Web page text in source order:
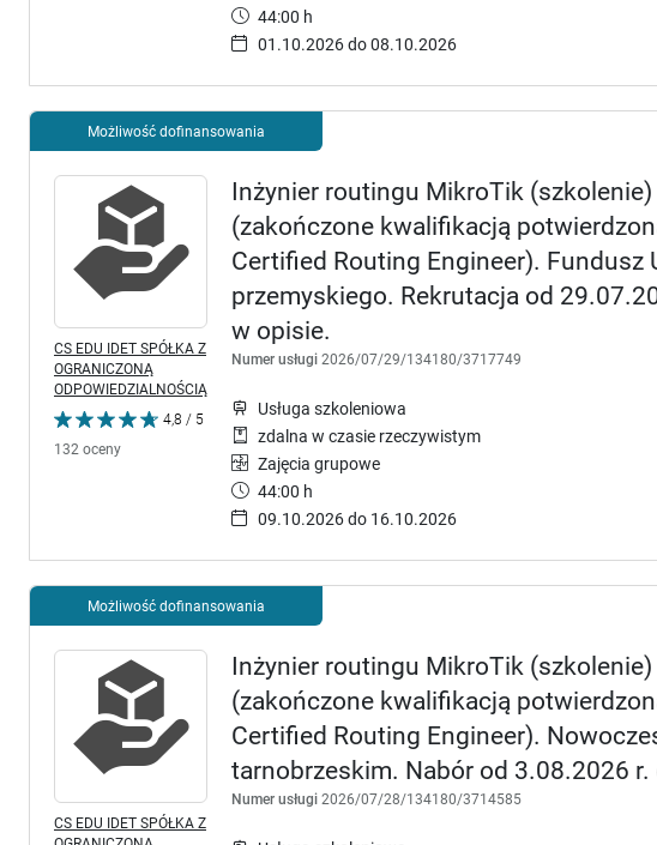
44:00 h
01.10.2026 do 08.10.2026
Możliwość dofinansowania
Inżynier routingu MikroTik
(zakończone kwalifikacją
Certified Routing Engineer). Fundusz
przemyskiego. Rekrutacja od
w opisie.
Numer usługi 2026/07/29/134180/3717749
CS EDU IDET SPÓŁKA Z
OGRANICZONĄ
ODPOWIEDZIALNOŚCIĄ
4,8 / 5
132 oceny
Usługa szkoleniowa
zdalna w czasie rzeczywistym
Zajęcia grupowe
44:00 h
09.10.2026 do 16.10.2026
Możliwość dofinansowania
Inżynier routingu MikroTik
(zakończone kwalifikacją
Certified Routing Engineer).
tarnobrzeskim. Nabór od 3.08.2026
Numer usługi 2026/07/28/134180/3714585
CS EDU IDET SPÓŁKA Z